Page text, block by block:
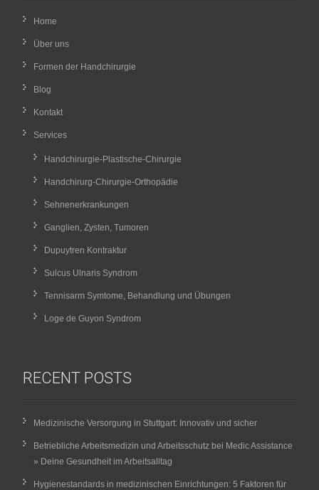
Home
Über uns
Formen der Handchirurgie
Blog
Kontakt
Services
Handchirurgie-Plastische-Chirurgie
Handchirurg-Chirurgie-Orthopädie
Sehnenerkrankungen
Ganglien, Zysten, Tumoren
Dupuytren Kontraktur
Sulcus Ulnaris Syndrom
Tennisarm Symtome, Behandlung und Übungen
Loge de Guyon Syndrom
RECENT POSTS
Medizinische Versorgung in Stuttgart: Innovativ und sicher
Betriebliche Arbeitsmedizin und Arbeitsschutz bei Medic Assistance
» Deine Gesundheit im Arbeitsalltag
Hygienestandards in medizinischen Einrichtungen: 5 Faktoren für